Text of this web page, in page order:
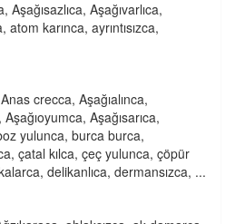
Aşağısazlıca, Aşağıvarlıca,
atom karınca, ayrıntısızca,
crecca, Aşağıalınca,
Aşağısarıca,
yulunca, burca burca,
çatal kılca, çeç yulunca, çöpür
delikanlıca, dermansızca, ...